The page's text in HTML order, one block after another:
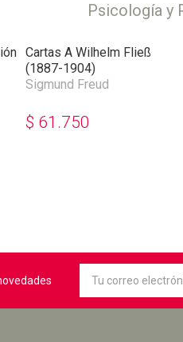
Psicología y
Cartas A Wilhelm Fließ
(1887-1904)
Sigmund Freud
$ 61.750